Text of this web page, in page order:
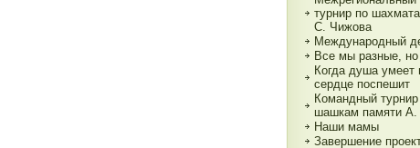
турнир по
С. Чижова
Международный
Все мы разные,
Когда душа
сердце поспешит
Командный
шашкам памяти
Наши мамы
Завершение